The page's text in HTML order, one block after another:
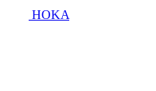
HOKA